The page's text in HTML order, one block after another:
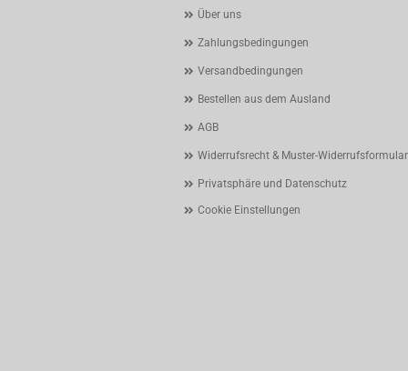
Über uns
Zahlungsbedingungen
Versandbedingungen
Bestellen aus dem Ausland
AGB
Widerrufsrecht & Muster-Widerrufsformular
Privatsphäre und Datenschutz
Cookie Einstellungen